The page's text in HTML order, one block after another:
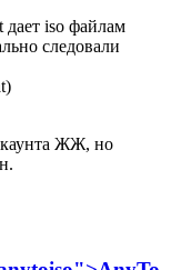
дает iso файлам
следовали
ЖЖ, но